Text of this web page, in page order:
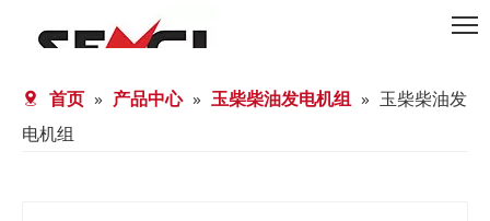
首页 » 产品中心 » 玉柴柴油发电机组 » 玉柴柴油发
电机组